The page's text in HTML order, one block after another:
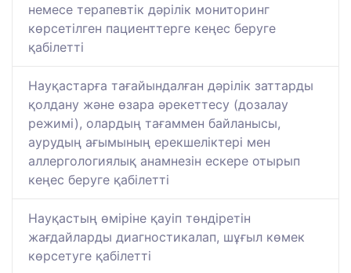
немесе терапевтік дәрілік мониторинг
көрсетілген пациенттерге кеңес беруге
қабілетті
Науқастарға тағайындалған дәрілік заттарды
қолдану және өзара әрекеттесу (дозалау
режимі), олардың тағаммен байланысы,
аурудың ағымының ерекшеліктері мен
аллергологиялық анамнезін ескере отырып
кеңес беруге қабілетті
Науқастың өміріне қауіп төндіретін
жағдайларды диагностикалап, шұғыл көмек
көрсетуге қабілетті